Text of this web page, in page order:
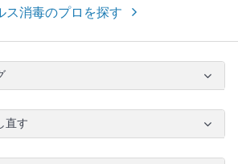
ス消毒のプロを探す
直す